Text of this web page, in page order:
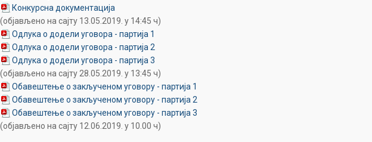
Конкурсна документација
(објављено на сајту 13.05.2019. у 14:45 ч)
Одлука о додели уговора - партија 1
Одлука о додели уговора - партија 2
Одлука о додели уговора - партија 3
(објављено на сајту 28.05.2019. у 13:45 ч)
Обавештење о закљученом уговору - партија 1
Обавештење о закљученом уговору - партија 2
Обавештење о закљученом уговору - партија 3
(објављено на сајту 12.06.2019. у 10.00 ч)